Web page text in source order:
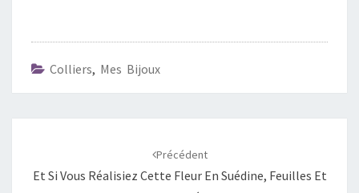
Colliers, Mes Bijoux
Précédent
Et Si Vous Réalisiez Cette Fleur En Suédine, Feuilles Et